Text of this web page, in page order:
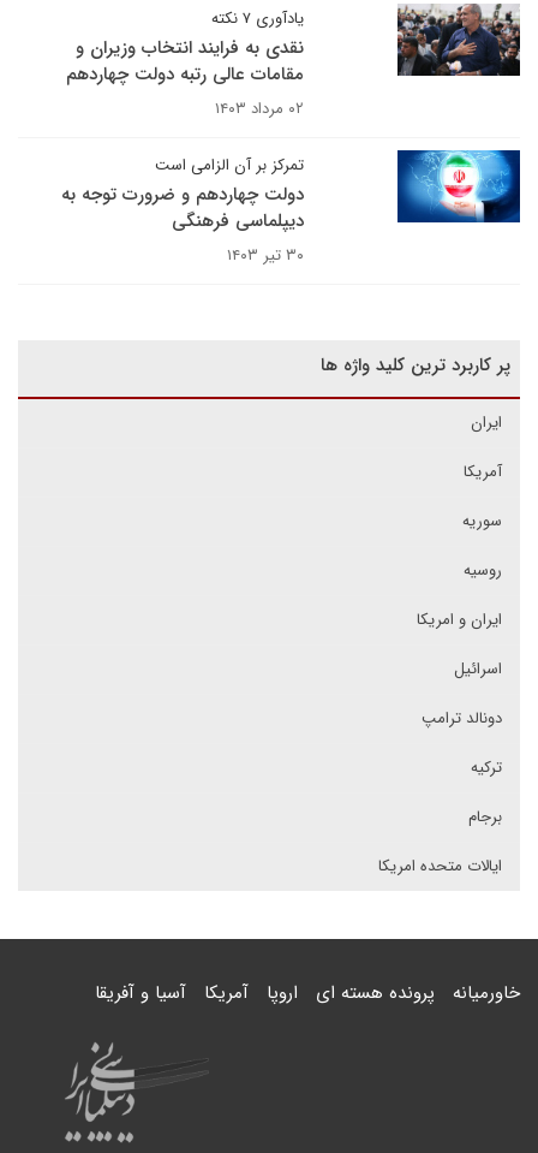
یادآوری ۷ نکته
نقدی به فرایند انتخاب وزیران و
مقامات عالی رتبه دولت چهاردهم
۰۲ مرداد ۱۴۰۳
تمرکز بر آن الزامی است
دولت چهاردهم و ضرورت توجه به
دیپلماسی فرهنگی
۳۰ تیر ۱۴۰۳
پر کاربرد ترین کلید واژه ها
ایران
آمریکا
سوریه
روسیه
ایران و امریکا
اسرائیل
دونالد ترامپ
ترکیه
برجام
ایالات متحده امریکا
خاورمیانه پرونده هسته ای اروپا آمریکا آسیا و آفریقا